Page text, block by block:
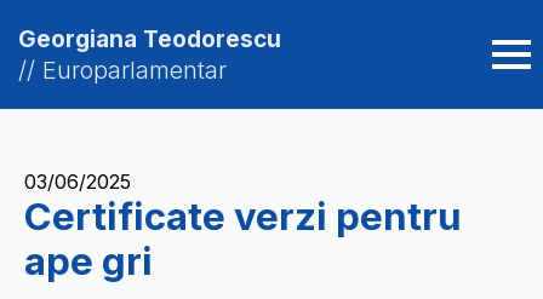
Georgiana Teodorescu
// Europarlamentar
03/06/2025
Certificate verzi pentru
ape gri